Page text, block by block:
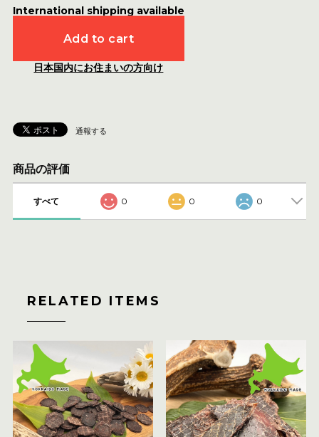
International shipping available
Add to cart
日本国内にお住まいの方向け
通報する
商品の評価
すべて 0 0 0
RELATED ITEMS